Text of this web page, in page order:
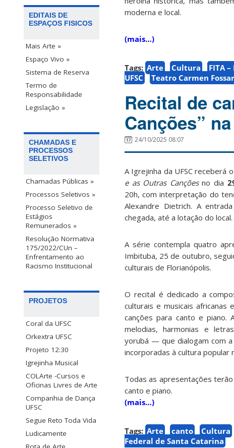
EDITAIS DE
ESPAÇOS FISICOS
Mais Arte »
Espaço Vivo »
Sistema de Reserva
Termo de
Responsabilidade
Legislação »
CHAMADAS E
PROCESSOS
SELETIVOS
Chamadas Públicas »
Processos Seletivos »
Processo Seletivo de
Estágios
Remunerados »
Resolução Normativa
175/2022/CUn –
Enfrentamento ao
Racismo Institucional
PROJETOS
Coral da UFSC
Orkextra UFSC
Projeto 12:30
Igrejinha Musical
COLArte -Cursos e
Oficinas Livres de Arte
Companhia de Dança
UFSC
Segue Reto Toda Vida
Ludicamente
moderna e local.
(mais…)
Tags: Arte Cultura FITA
UFSC
Teatro Carmen
Recital de
Canções”
24/10/2025 08:07
A Igrejinha da UFSC receberá
e as Outras Cançõesno dia
20h, com interpretação do
Alexandre Dietrich. A
chegada, até a lotação do local.
A série contempla quatro
Imbituba, 25 de outubro,
culturais de Florianópolis.
O recital é dedicado a
culturais e musicais africanas
canções para canto e piano.
melodias, harmonias e
yorubá — que dialogam com
incorporadas à cultura popular
Todas as apresentações
canto e piano.
(mais…)
Tags: Arte canto Cultura
Federal de Santa Catarina